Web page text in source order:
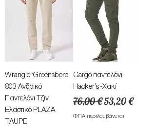
WranglerGreensboro
803 Ανδρικό
Παντελόνι Τζιν
Ελαστικό PLAZA
TAUPE
Cargo παντελόνι
Hacker’s -Χακί
Κανονική τιμή
76,00 €Τιμή
53,20 €
ΦΠΑ περιλαμβάνεται